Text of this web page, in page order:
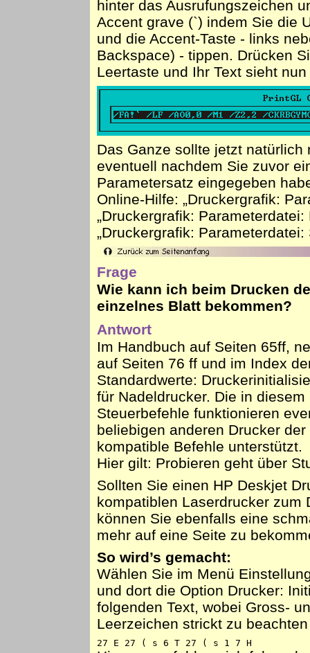
hinter das Ausrufungszeichen
Accent grave (`) indem Sie die
und die Accent-Taste - links
Backspace) - tippen. Drücken
Leertaste und Ihr Text sieht
Das Ganze sollte jetzt
eventuell nachdem Sie zuvor
Parametersatz eingegeben
Online-Hilfe: „Druckergrafik:
„Druckergrafik: Parameterdatei:
„Druckergrafik: Parameterdatei:
Frage
Wie kann ich beim Drucken
einzelnes Blatt bekommen?
Antwort
Im Handbuch auf Seiten 65ff,
auf Seiten 76 ff und im Index
Standardwerte:
für Nadeldrucker. Die in
Steuerbefehle funktionieren
beliebigen anderen Drucker
kompatible Befehle unterstützt.
Hier gilt: Probieren geht über
Sollten Sie einen HP Deskjet
kompatiblen Laserdrucker zum
können Sie ebenfalls eine
mehr auf eine Seite zu
So wird’s gemacht:
Wählen Sie im Menü
und dort die Option Drucker:
folgenden Text, wobei Gross-
Leerzeichen strickt zu
27 E 27 ( s 6 T 27 ( s 1 7 H